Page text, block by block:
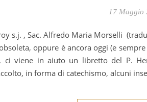
17 Maggio
oppure è ancora oggi (e
ci viene in aiuto un libretto del P.
in forma di catechismo, alcuni